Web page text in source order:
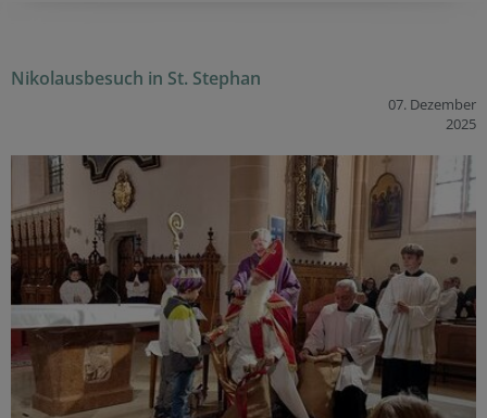
Nikolausbesuch in St. Stephan
07. Dezember
2025